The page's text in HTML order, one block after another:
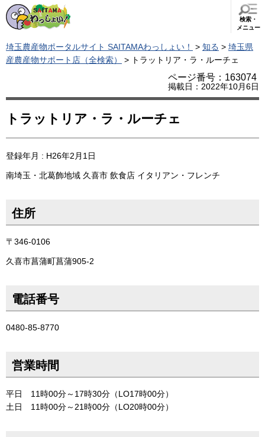
検索・
メニュー
埼玉農産物ポータルサイト SAITAMAわっしょい！ > 知る > 埼玉県
産農産物サポート店（全検索）
> トラットリア・ラ・ルーチェ
ページ番号：163074
掲載日：2022年10月6日
トラットリア・ラ・ルーチェ
登録年月 : H26年2月1日
南埼玉・北葛飾地域 久喜市 飲食店 イタリアン・フレンチ
住所
〒346-0106
久喜市菖蒲町菖蒲905-2
電話番号
0480-85-8770
営業時間
平日 11時00分～17時30分（LO17時00分）
土日 11時00分～21時00分（LO20時00分）